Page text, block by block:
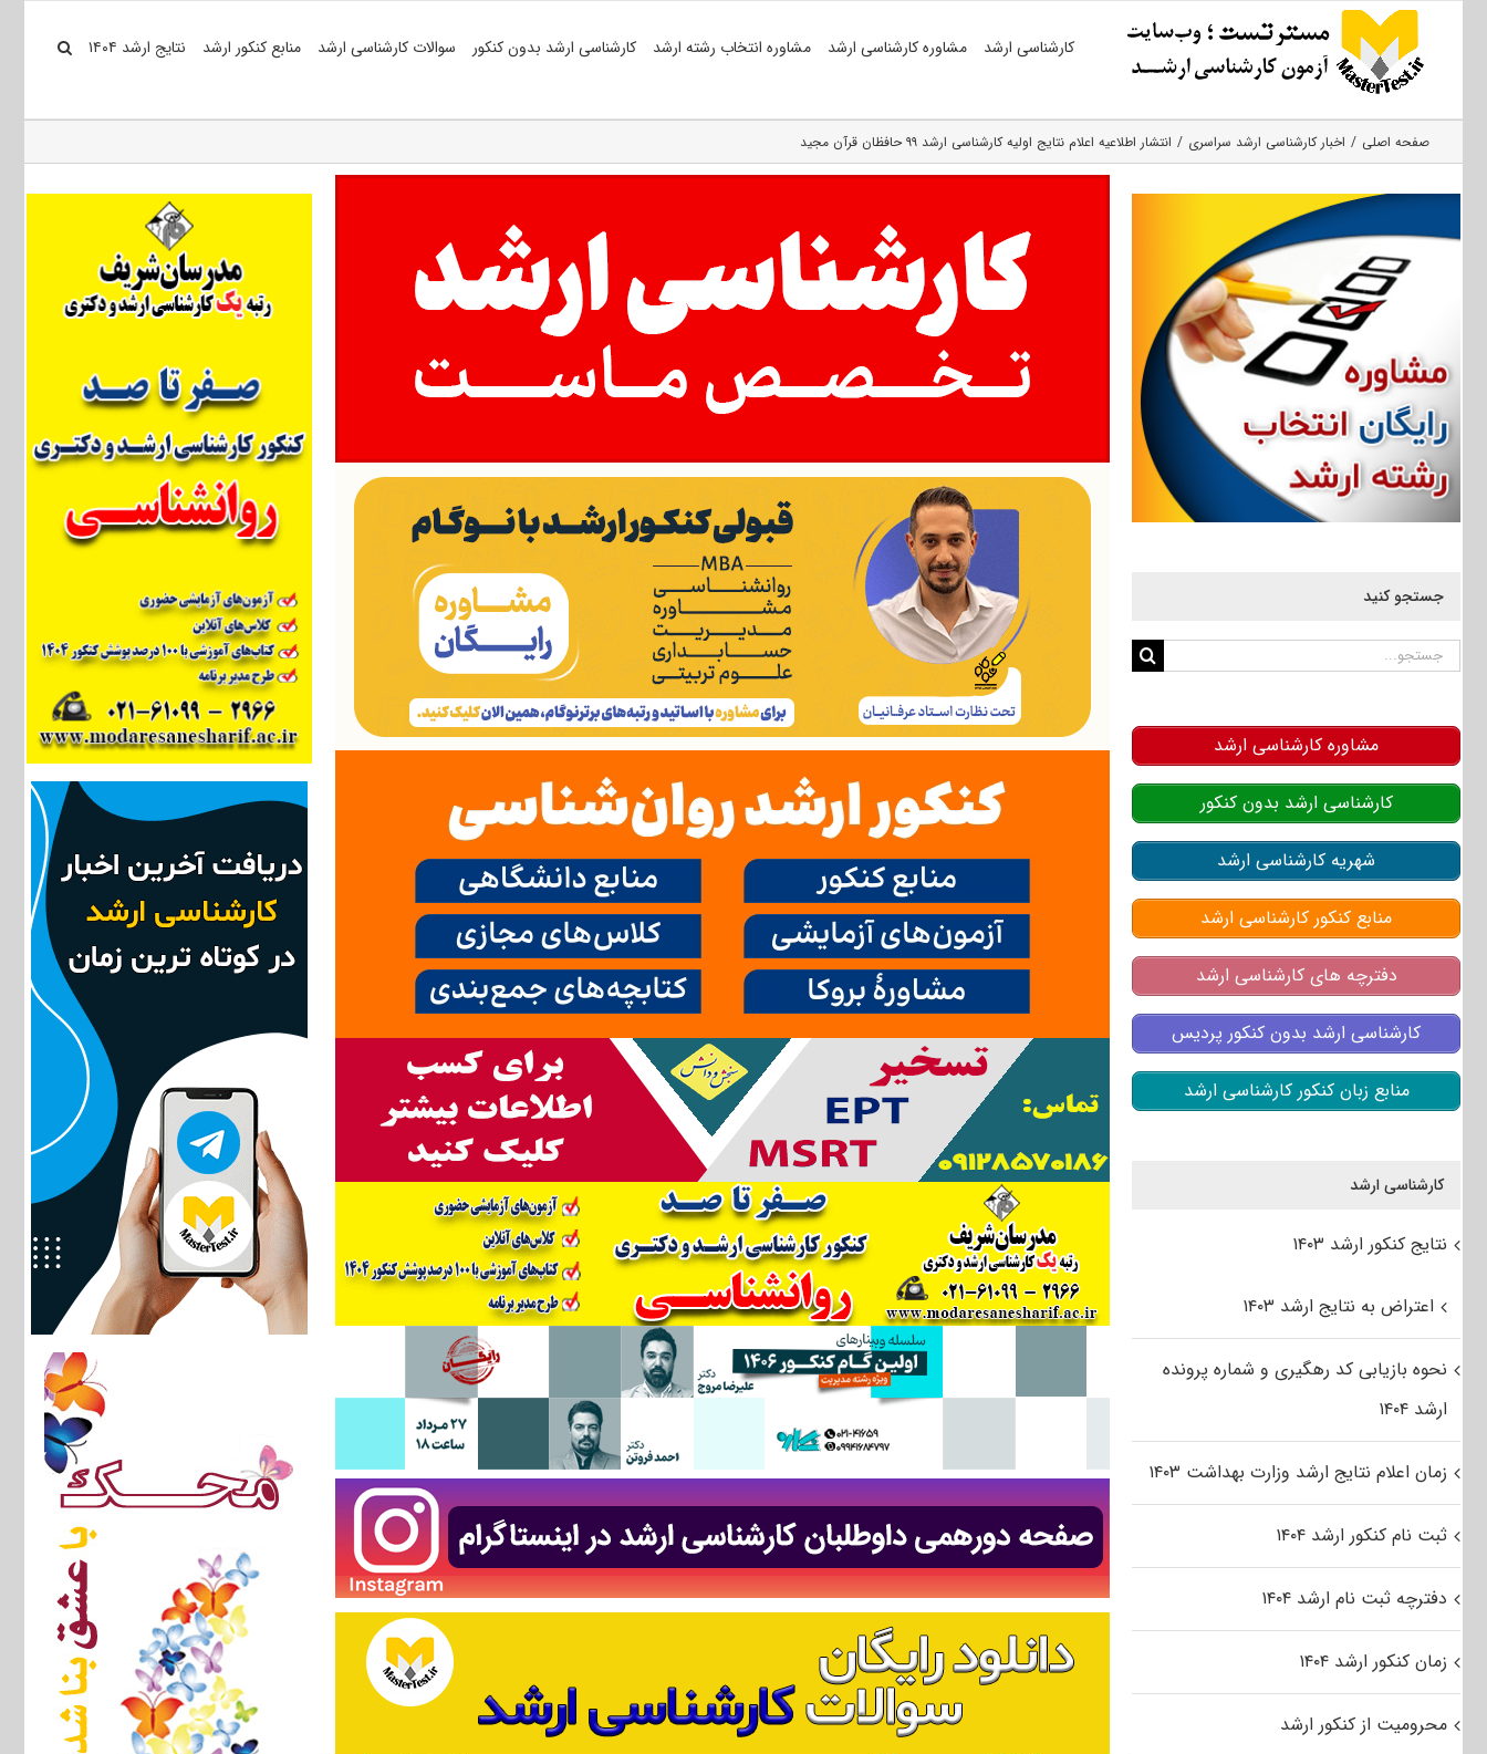
کارشناسی ارشد مشاوره کارشناسی ارشد مشاوره انتخاب رشته ارشد کارشناسی ارشد بدون کنکور سوالات کارشناسی ارشد منابع کنکور ارشد نتایج ارشد ۱۴۰۴
صفحه اصلی اخبار کارشناسی ارشد سراسری انتشار اطلاعیه اعلام نتایج اولیه کارشناسی ارشد ۹۹ حافظان قرآن مجید
جستجو کنید
جستجو
مشاوره کارشناسی ارشد
کارشناسی ارشد بدون کنکور
شهریه کارشناسی ارشد
منابع کنکور کارشناسی ارشد
دفترچه های کارشناسی ارشد
کارشناسی ارشد بدون کنکور پردیس
منابع زبان کنکور کارشناسی ارشد
کارشناسی ارشد
نتایج کنکور ارشد ۱۴۰۳
اعتراض به نتایج ارشد ۱۴۰۳
نحوه بازیابی کد رهگیری و شماره پرونده
ارشد ۱۴۰۴
زمان اعلام نتایج ارشد وزارت بهداشت ۱۴۰۳
ثبت نام کنکور ارشد ۱۴۰۴
دفترچه ثبت نام ارشد ۱۴۰۴
زمان کنکور ارشد ۱۴۰۴
محرومیت از کنکور ارشد